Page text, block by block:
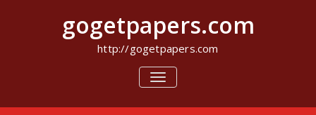
キ
gogetpapers.com
http://gogetpapers.com
ナ
ビ